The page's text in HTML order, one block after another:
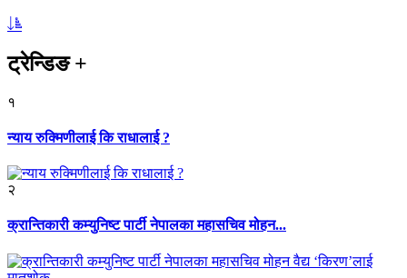
ट्रेन्डिङ+
१
न्याय रुक्मिणीलाई कि राधालाई ?
२
क्रान्तिकारी कम्युनिष्ट पार्टी नेपालका महासचिव मोहन...